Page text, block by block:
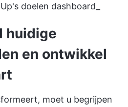
doelen dashboard_
huidige
en ontwikkel
moet u begrijpen